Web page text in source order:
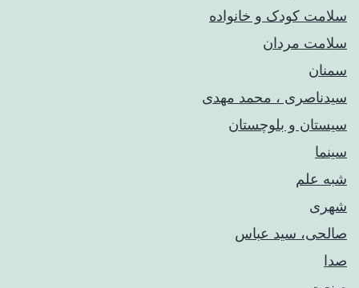
سلامت کودک‌ و خانواده
سلامت مردان
سمنان
سیدناصری ، محمد مهدی
سیستان و بلوچستان
سینما
شبه علم
شهری
صالحی، سید عباس
صدا